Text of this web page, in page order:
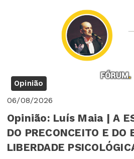
Opinião
06/08/2026
Opinião: Luís Maia | A
DO PRECONCEITO E DO
LIBERDADE